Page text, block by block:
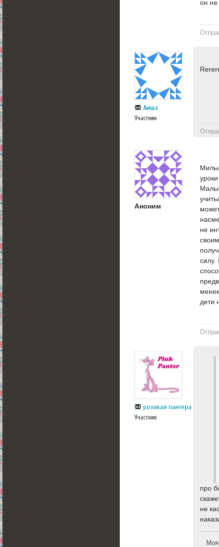
он не
Аиша
Участник
Аноним
не
силу.
дети
розовая пантера
Участник
про
не